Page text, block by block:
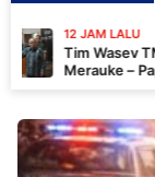
TMMD ke-129,
– Papua Selatan